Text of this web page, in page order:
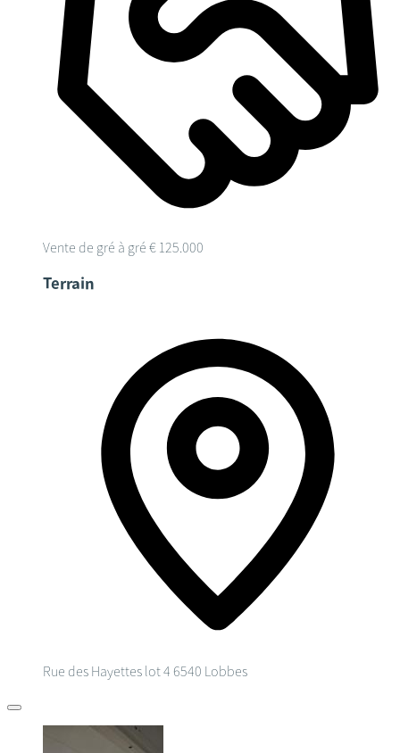
Vente de gré à gré € 125.000
Terrain
Rue des Hayettes lot 4 6540 Lobbes